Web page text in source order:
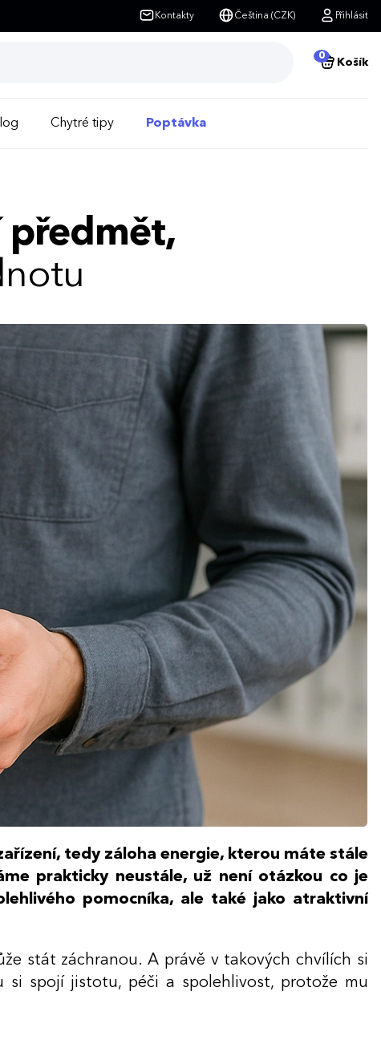
Kontakty Čeština (CZK) Přihlásit
0
Košík
Chytré tipy Poptávka
předmět,
tedy záloha energie, kterou máte stále
prakticky neustále, už není otázkou co je
pomocníka, ale také jako atraktivní
stát záchranou. A právě v takových chvílích si
si spojí jistotu, péči a spolehlivost, protože mu